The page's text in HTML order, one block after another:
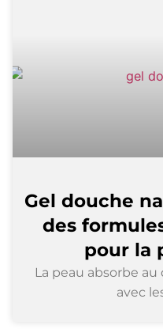
Gel douche
des
pour la
La peau absorbe
avec